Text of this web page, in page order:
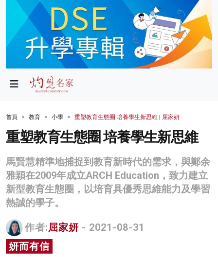
政局
財經
生活
商業
科技
名家榜
灼見活動
首頁 教育 小學 重塑教育生態圈 培養學生新思維 | 屈家妍
重塑教育生態圈 培養學生新思維
馬賢慧精準地捕捉到教育新時代的需求，與鄭余
雅穎在2009年成立ARCH Education，致力建立
新型教育生態圈，以培育具優秀思維能力及學習
熱誠的學子。
作者:屈家妍 - 2021-08-31
妍而有信